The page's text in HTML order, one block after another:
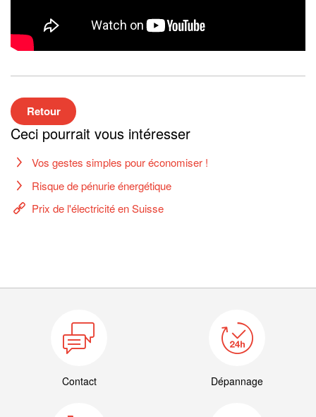
Retour
Ceci pourrait vous intéresser
Vos gestes simples pour économiser !
Risque de pénurie énergétique
Prix de l'électricité en Suisse
Contact Dépannage